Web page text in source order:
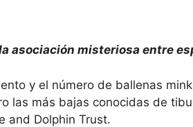
asociación misteriosa entre
y el número de ballenas
las más bajas conocidas de
and Dolphin Trust.